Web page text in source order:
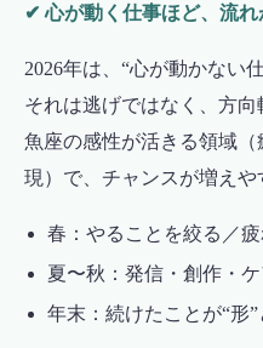
✔ 心が動く仕事ほど、流れ
2026年は、“心が動かない
それは逃げではなく、方向
魚座の感性が活きる領域
現）で、チャンスが増えや
春：やることを絞る／
夏〜秋：発信・創作・
年末：続けたことが“形